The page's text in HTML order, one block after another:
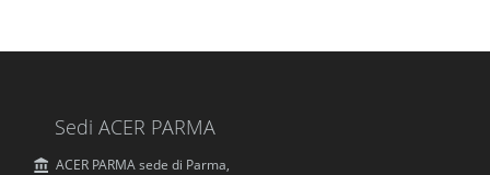
Sedi ACER PARMA
ACER PARMA sede di Parma,